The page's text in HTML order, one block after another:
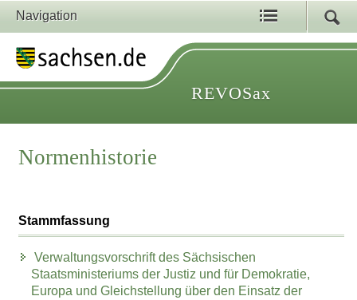
Navigation
REVOSax
Normenhistorie
Stammfassung
Verwaltungsvorschrift des Sächsischen
Staatsministeriums der Justiz und für Demokratie,
Europa und Gleichstellung über den Einsatz der